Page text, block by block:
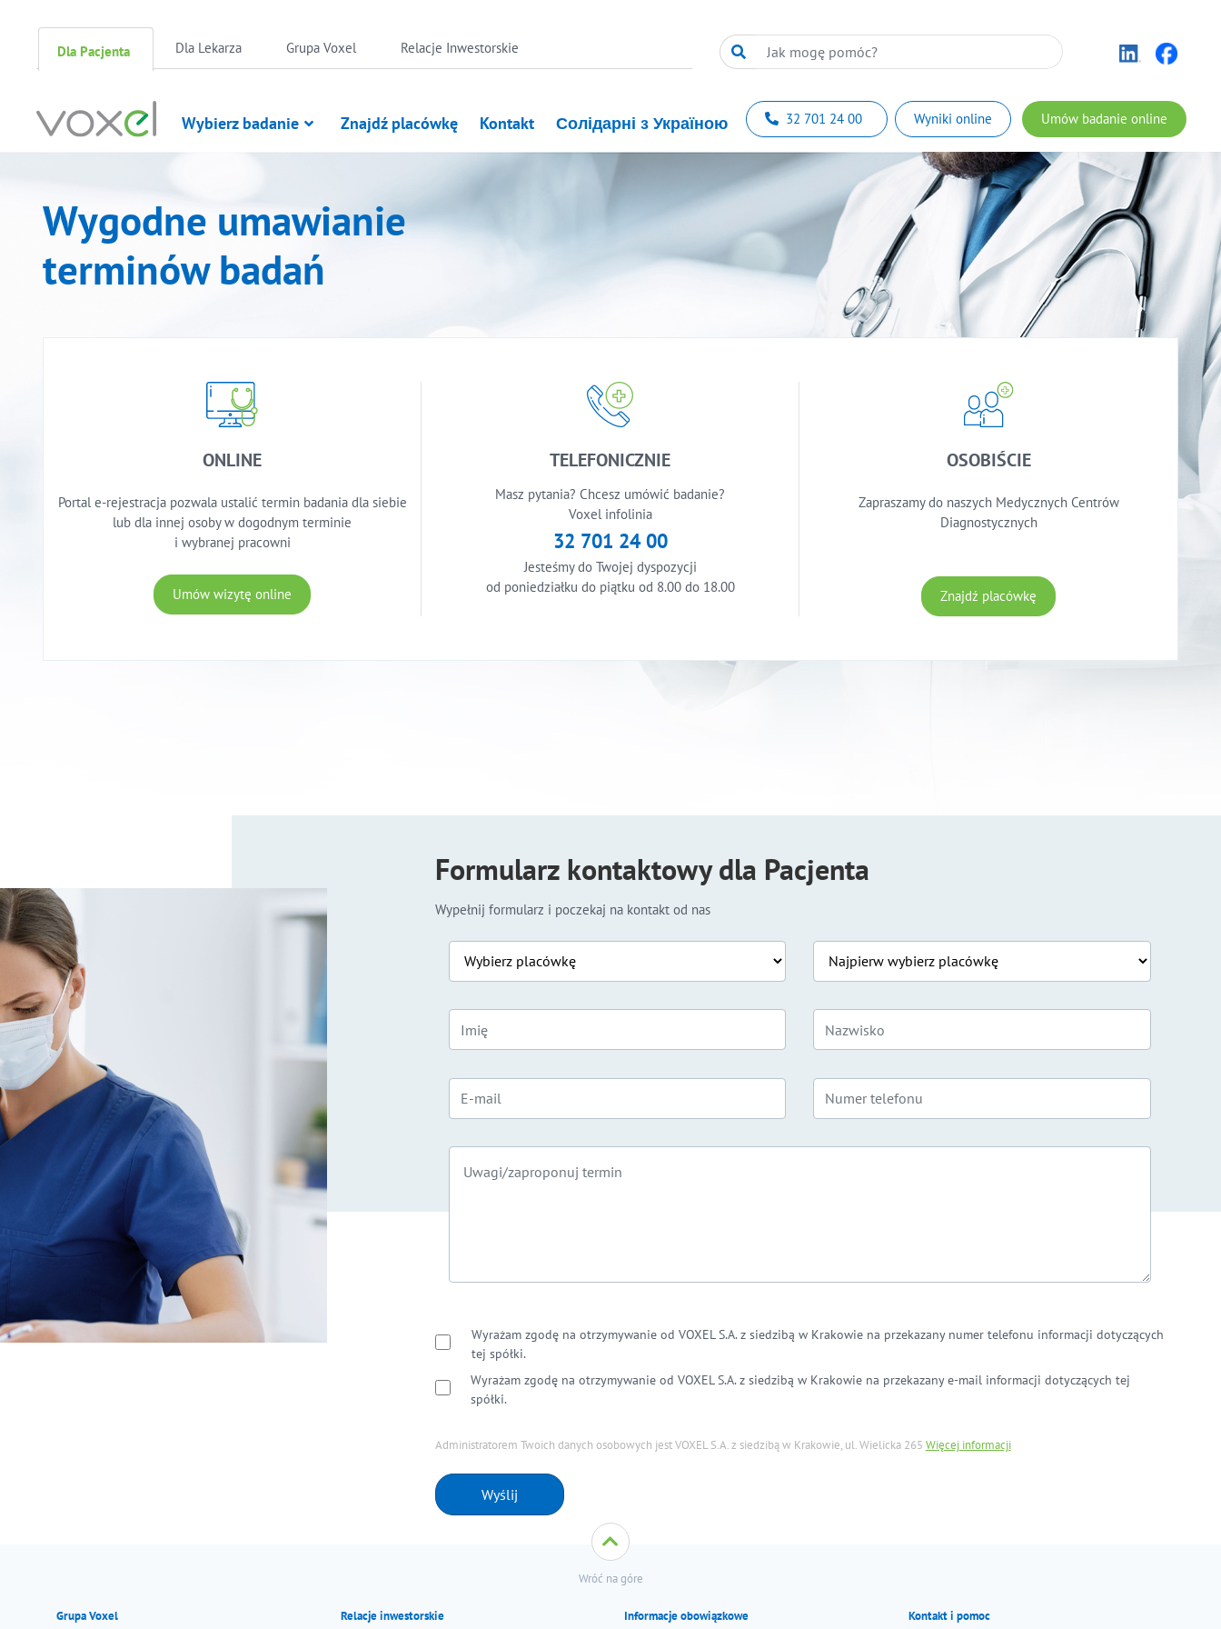
content
Dla Pacjenta Dla Lekarza Grupa Voxel Relacje Inwestorskie
Wybierz badanie Znajdź placówkę Kontakt Солідарні з Україною 32 701 24 00 Wyniki online Umów badanie online
Wygodne umawianie
terminów badań
ONLINE
Portal e-rejestracja pozwala ustalić termin badania dla siebie
lub dla innej osoby w dogodnym terminie
i wybranej pracowni
Umów wizytę online
TELEFONICZNIE
Masz pytania? Chcesz umówić badanie?
Voxel infolinia
32 701 24 00
Jesteśmy do Twojej dyspozycji
od poniedziałku do piątku od 8.00 do 18.00
OSOBIŚCIE
Zapraszamy do naszych Medycznych Centrów
Diagnostycznych
Znajdź placówkę
Formularz kontaktowy dla Pacjenta
Wypełnij formularz i poczekaj na kontakt od nas
Wyrażam zgodę na otrzymywanie od VOXEL S.A. z siedzibą w Krakowie na przekazany numer telefonu informacji dotyczących
tej spółki.
Wyrażam zgodę na otrzymywanie od VOXEL S.A. z siedzibą w Krakowie na przekazany e-mail informacji dotyczących tej
spółki.
Administratorem Twoich danych osobowych jest VOXEL S.A. z siedzibą w Krakowie, ul. Wielicka 265 Więcej informacji
Wróć na góre
Grupa Voxel Relacje inwestorskie Informacje obowiązkowe Kontakt i pomoc